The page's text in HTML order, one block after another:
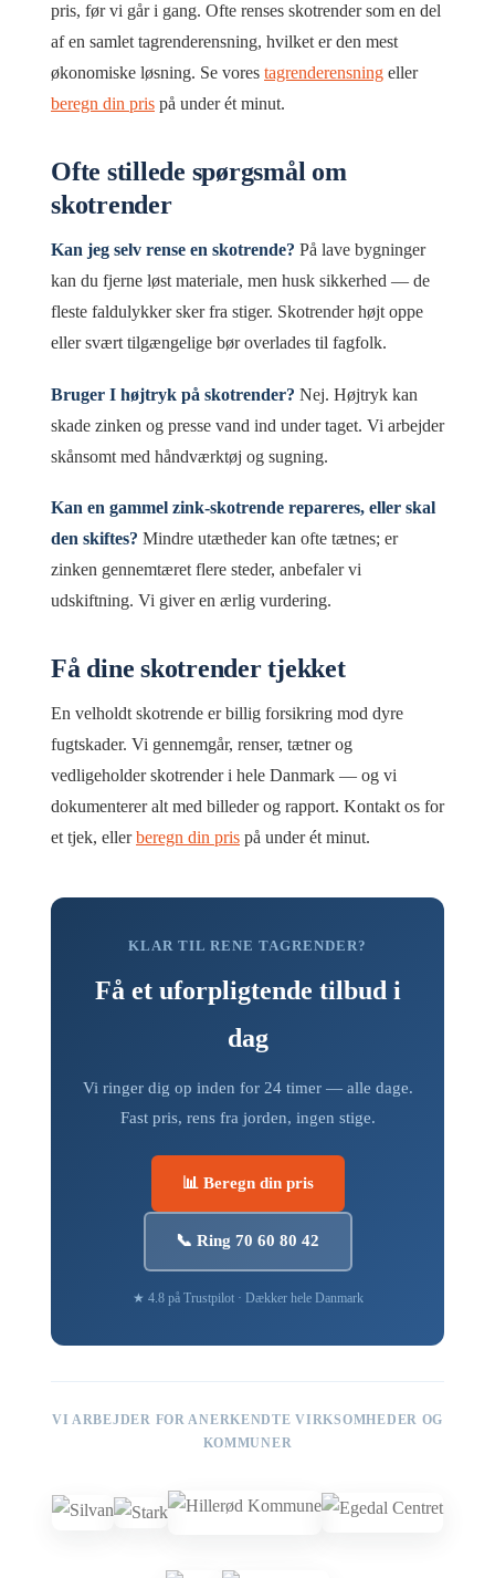
pris, før vi går i gang. Ofte renses skotrender som en del
af en samlet tagrenderensning, hvilket er den mest
økonomiske løsning. Se vores tagrenderensning eller
beregn din pris på under ét minut.
Ofte stillede spørgsmål om
skotrender
Kan jeg selv rense en skotrende? På lave bygninger
kan du fjerne løst materiale, men husk sikkerhed — de
fleste faldulykker sker fra stiger. Skotrender højt oppe
eller svært tilgængelige bør overlades til fagfolk.
Bruger I højtryk på skotrender? Nej. Højtryk kan
skade zinken og presse vand ind under taget. Vi arbejder
skånsomt med håndværktøj og sugning.
Kan en gammel zink-skotrende repareres, eller skal
den skiftes? Mindre utætheder kan ofte tætnes; er
zinken gennemtæret flere steder, anbefaler vi
udskiftning. Vi giver en ærlig vurdering.
Få dine skotrender tjekket
En velholdt skotrende er billig forsikring mod dyre
fugtskader. Vi gennemgår, renser, tætner og
vedligeholder skotrender i hele Danmark — og vi
dokumenterer alt med billeder og rapport. Kontakt os for
et tjek, ellerberegn din pris på under ét minut.
KLAR TIL RENE TAGRENDER?
Få et uforpligtende tilbud i
dag
Vi ringer dig op inden for 24 timer — alle dage.
Fast pris, rens fra jorden, ingen stige.
📊 Beregn din pris
📞 Ring 70 60 80 42
★ 4.8 på Trustpilot · Dækker hele Danmark
VI ARBEJDER FOR ANERKENDTE VIRKSOMHEDER OG
KOMMUNER